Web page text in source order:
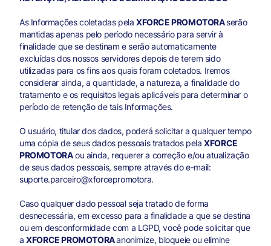
As Informações coletadas pela XFORCE PROMOTORAserão
mantidas apenas pelo período necessário para servir à
finalidade que se destinam e serão automaticamente
excluídas dos nossos servidores depois de terem sido
utilizadas para os fins aos quais foram coletados. Iremos
considerar ainda, a quantidade, a natureza, a finalidade do
tratamento e os requisitos legais aplicáveis para determinar o
período de retenção de tais Informações.
O usuário, titular dos dados, poderá solicitar a qualquer tempo
uma cópia de seus dados pessoais tratados pelaXFORCE
PROMOTORAou ainda, requerer a correção e/ou atualização
de seus dados pessoais, sempre através do e-mail:
suporte.parceiro@xforcepromotora.
Caso qualquer dado pessoal seja tratado de forma
desnecessária, em excesso para a finalidade a que se destina
ou em desconformidade com a LGPD, você pode solicitar que
aXFORCE PROMOTORAanonimize, bloqueie ou elimine